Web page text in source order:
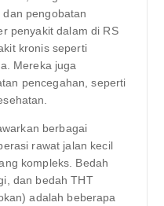
pengobatan
penyakit dalam di RS
kronis seperti
Mereka juga
pencegahan, seperti
berbagai
rawat jalan kecil
kompleks. Bedah
dan bedah THT
adalah beberapa